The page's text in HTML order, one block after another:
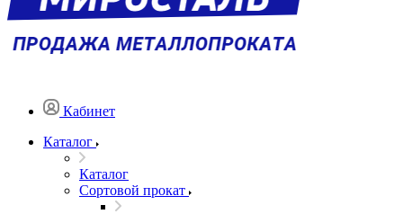
Кабинет
Каталог
Каталог
Сортовой прокат